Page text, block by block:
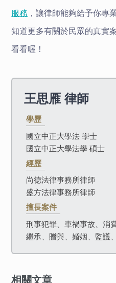
服務 ，讓律師能夠給予你專
知道更多有關於民眾的真實
看看喔！
王思雁律師
學歷
國立中正大學法 學士
國立中正大學法學 碩士
經歷
尚德法律事務所律師
盛方法律事務所律師
擅長案件
刑事犯罪、車禍事故、消
繼承、贈與、婚姻、監護
相關文章